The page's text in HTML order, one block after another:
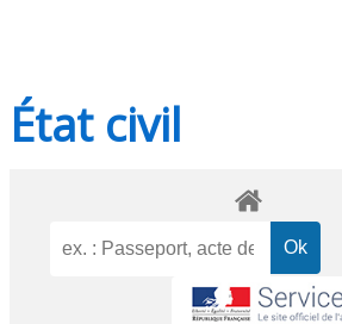
État civil